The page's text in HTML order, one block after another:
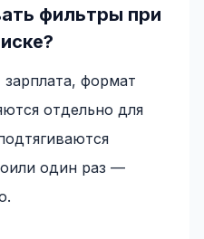
фильтры при
формат
отдельно для
один раз —